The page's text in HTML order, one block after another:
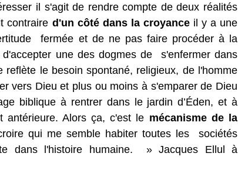
il s'agit de rendre compte de deux réalités
contraire d'un côté dans la croyanceil y a une
fermée et de ne pas faire procéder à la
une des dogmes de s'enfermer dans
reflète le besoin spontané, religieux, de l'homme
vers Dieu et plus ou moins à s'emparer de Dieu
biblique à rentrer dans le jardin d’Éden, et à
antérieure. Alors ça, c'est le mécanisme de la
qui me semble habiter toutes les sociétés
dans l'histoire humaine. » Jacques Ellul à